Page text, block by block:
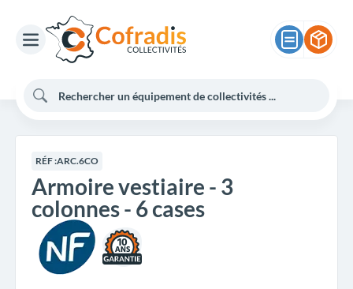
RÉF :ARC.6CO
Armoire vestiaire - 3
colonnes - 6 cases
10